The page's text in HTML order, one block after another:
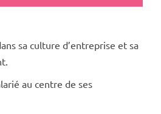
sa culture d’entreprise et sa
au centre de ses